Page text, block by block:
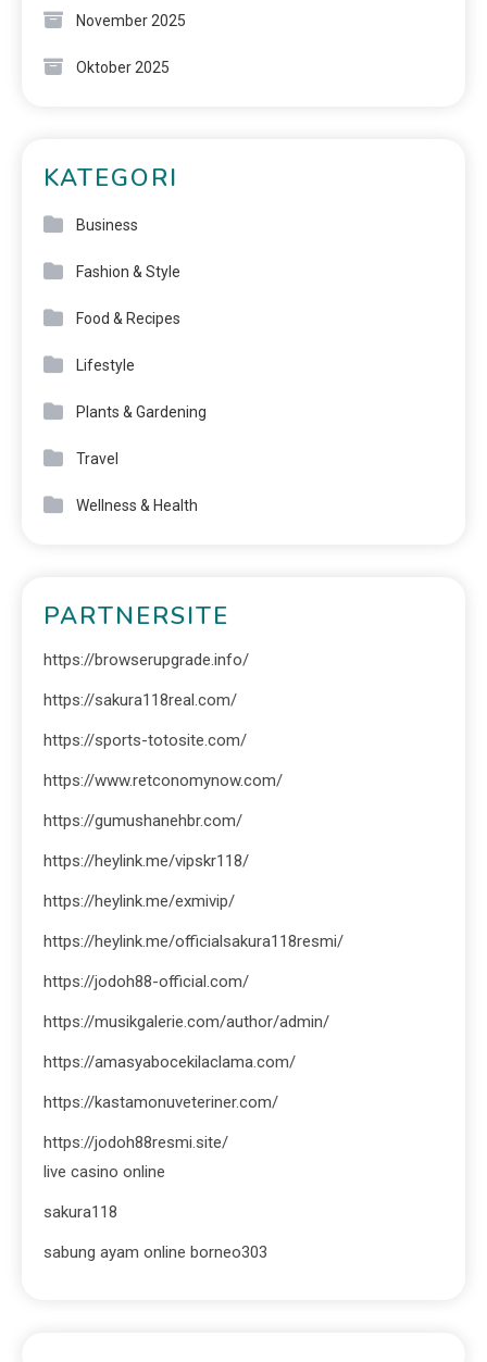
November 2025
Oktober 2025
KATEGORI
Business
Fashion & Style
Food & Recipes
Lifestyle
Plants & Gardening
Travel
Wellness & Health
PARTNERSITE
https://browserupgrade.info/
https://sakura118real.com/
https://sports-totosite.com/
https://www.retconomynow.com/
https://gumushanehbr.com/
https://heylink.me/vipskr118/
https://heylink.me/exmivip/
https://heylink.me/officialsakura118resmi/
https://jodoh88-official.com/
https://musikgalerie.com/author/admin/
https://amasyabocekilaclama.com/
https://kastamonuveteriner.com/
https://jodoh88resmi.site/
live casino online
sakura118
sabung ayam online borneo303